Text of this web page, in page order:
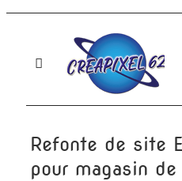
Passer
Toggle
Navigation
Refonte de site
pour magasin